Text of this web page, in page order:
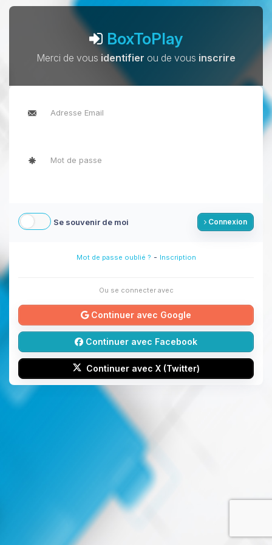
BoxToPlay
Merci de vous identifier ou de vous inscrire
Se souvenir de moi Connexion
Mot de passe oublié ? - Inscription
Ou se connecter avec
Continuer avec Google
Continuer avec Facebook
Continuer avec X (Twitter)